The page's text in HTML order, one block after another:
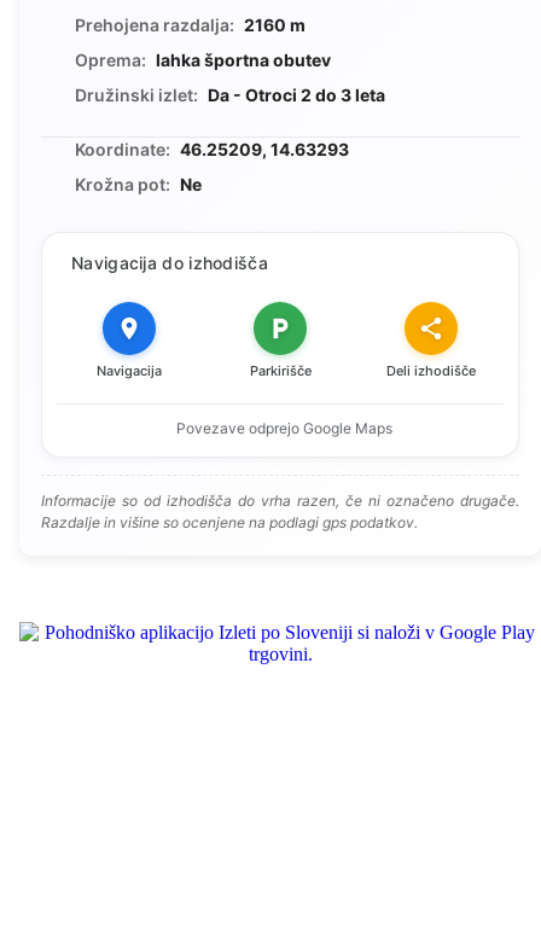
Prehojena razdalja: 2160 m
Oprema: lahka športna obutev
Družinski izlet: Da - Otroci 2 do 3 leta
Koordinate: 46.25209, 14.63293
Krožna pot: Ne
Navigacija do izhodišča
Navigacija Parkirišče Deli izhodišče
Povezave odprejo Google Maps
Informacije so od izhodišča do vrha razen, če ni označeno drugače.
Razdalje in višine so ocenjene na podlagi gps podatkov.